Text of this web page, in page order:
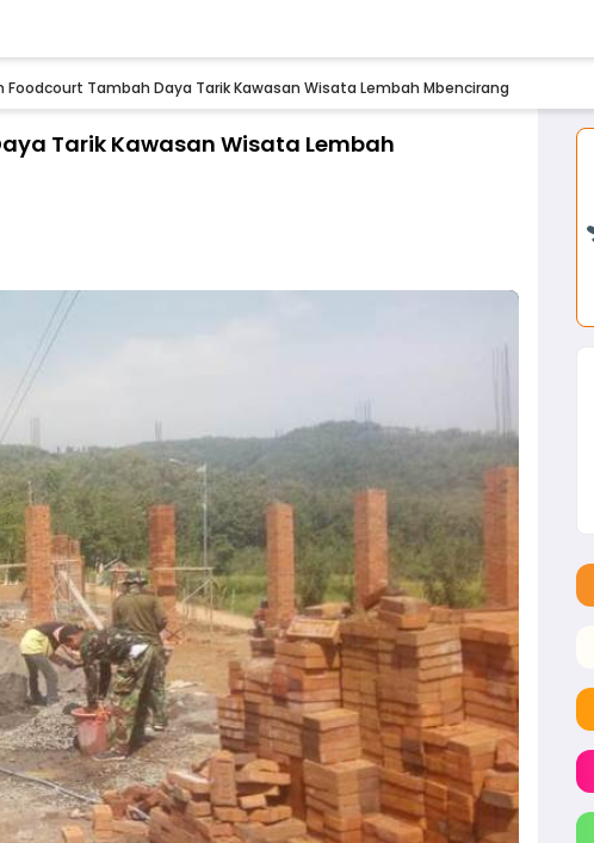
Foodcourt Tambah Daya Tarik Kawasan Wisata Lembah Mbencirang
Tarik Kawasan Wisata Lembah